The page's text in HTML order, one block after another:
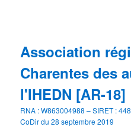
Association
Charentes des
l'IHEDN [AR-18]
RNA : W863004988 – SIRET :
CoDir du 28 septembre 2019